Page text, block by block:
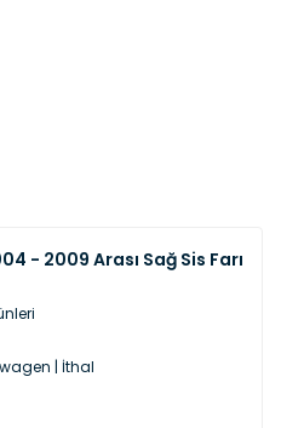
- 2009 Arası Sağ Sis Farı
| İthal